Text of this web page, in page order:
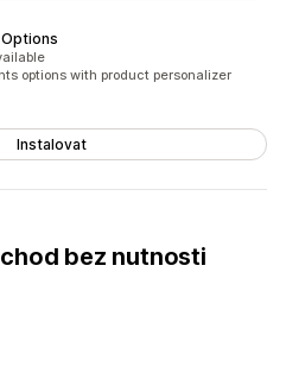
options with product personalizer
Instalovat
bez nutnosti